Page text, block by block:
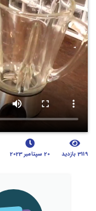
3119 بازدید 20 سپتامبر 2023